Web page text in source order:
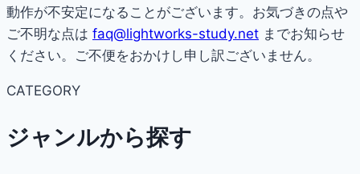
動作が不安定になることがございます。お気づきの点や
ご不明な点は faq@lightworks-study.net までお知らせ
ください。ご不便をおかけし申し訳ございません。
CATEGORY
ジャンルから探す